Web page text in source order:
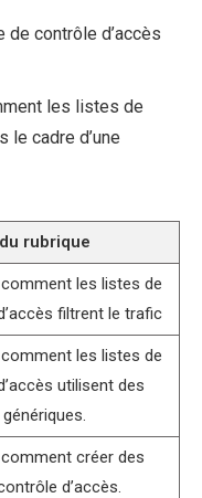
contrôle d’accès
les listes de
le cadre d’une
rubrique
comment les listes de
filtrent le trafic
comment les listes de
utilisent des
comment créer des
d’accès.